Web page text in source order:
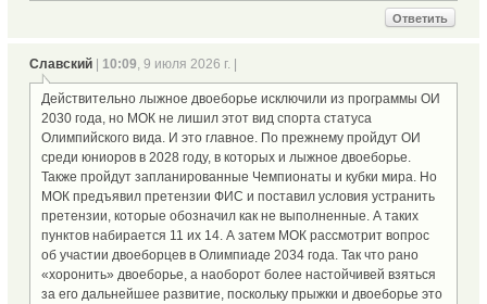
Ответить
Славский 10:09, 9 июля 2026 г. |
Действительно лыжное двоеборье исключили из программы ОИ
2030 года, но МОК не лишил этот вид спорта статуса
Олимпийского вида. И это главное. По прежнему пройдут ОИ
среди юниоров в 2028 году, в которых и лыжное двоеборье.
Также пройдут запланированные Чемпионаты и кубки мира. Но
МОК предъявил претензии ФИС и поставил условия устранить
претензии, которые обозначил как не выполненные. А таких
пунктов набирается 11 их 14. А затем МОК рассмотрит вопрос
об участии двоеборцев в Олимпиаде 2034 года. Так что рано
«хоронить» двоеборье, а наоборот более настойчивей взяться
за его дальнейшее развитие, поскольку прыжки и двоеборье это